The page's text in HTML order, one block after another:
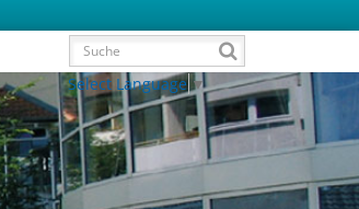
Select Language▼